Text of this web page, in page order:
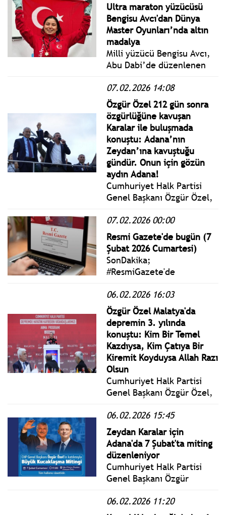
Ultra maraton yüzücüsü
Bengisu Avcı'dan Dünya
Master Oyunları’nda altın
madalya
Milli yüzücü Bengisu Avcı,
Abu Dabi’de düzenlenen
5 bin metre yüzmede
şampiyon oldu. Avcı,
organizasyonda farklı
branşlarda da mücadele
edecek.
07.02.2026 14:08
Özgür Özel 212 gün sonra
özgürlüğüne kavuşan
Karalar ile buluşmada
konuştu: Adana’nın
Zeydan’ına kavuştuğu
gündür. Onun için gözün
aydın Adana!
Cumhuriyet Halk Partisi
Genel Başkanı Özgür Özel,
bir şekilde cezaevinde
tutulan Adana Büyükşehir
Belediye Başkanı Zeydan
Karalar ile Adana’da halk
buluşmasında bir araya
geldi.
07.02.2026 00:00
Resmi Gazete'de bugün (7
Şubat 2026 Cumartesi)
SonDakika;
#ResmiGazete'de
Cumartesi yönetmelik,
genelge ve tebliğler
takip edebilirsiniz.
06.02.2026 16:03
Özgür Özel Malatya'da
depremin 3. yılında
konuştu: Kim Bir Temel
Kazdıysa, Kim Çatıya Bir
Kiremit Koyduysa Allah Razı
Olsun
Cumhuriyet Halk Partisi
Genel Başkanı Özgür Özel,
depreminde hayatını
kaybeden vatandaşlarımız
için düzenlenen anma
programına katıldı.
06.02.2026 15:45
Zeydan Karalar için
Adana'da 7 Şubat'ta miting
düzenleniyor
Cumhuriyet Halk Partisi
Genel Başkanı Özgür
Kucaklaşma Mitingi... 7
06.02.2026 11:20